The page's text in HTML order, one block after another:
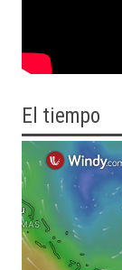
El tiempo